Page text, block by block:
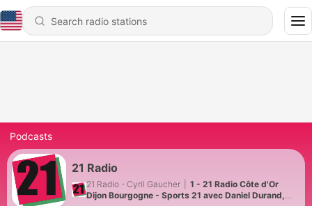
Podcasts
21 Radio
21 Radio - Cyril Gaucher
1 - 21 Radio Côte d'Or
Dijon Bourgogne - Sports 21 avec Daniel Durand,